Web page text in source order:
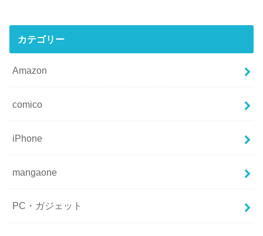
カテゴリー
Amazon
comico
iPhone
mangaone
PC・ガジェット